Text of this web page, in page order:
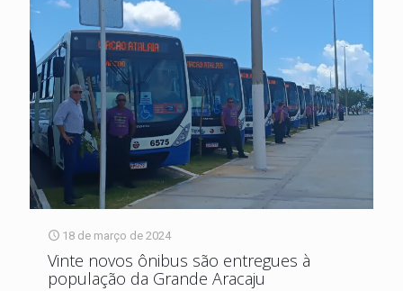
18 de março de 2024
Vinte novos ônibus são entregues à
população da Grande Aracaju